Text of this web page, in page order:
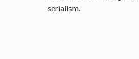
serialism.